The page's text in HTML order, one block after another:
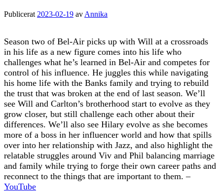
Publicerat 2023-02-19 av Annika
Season two of Bel-Air picks up with Will at a crossroads
in his life as a new figure comes into his life who
challenges what he’s learned in Bel-Air and competes for
control of his influence. He juggles this while navigating
his home life with the Banks family and trying to rebuild
the trust that was broken at the end of last season. We’ll
see Will and Carlton’s brotherhood start to evolve as they
grow closer, but still challenge each other about their
differences. We’ll also see Hilary evolve as she becomes
more of a boss in her influencer world and how that spills
over into her relationship with Jazz, and also highlight the
relatable struggles around Viv and Phil balancing marriage
and family while trying to forge their own career paths and
reconnect to the things that are important to them. –
YouTube